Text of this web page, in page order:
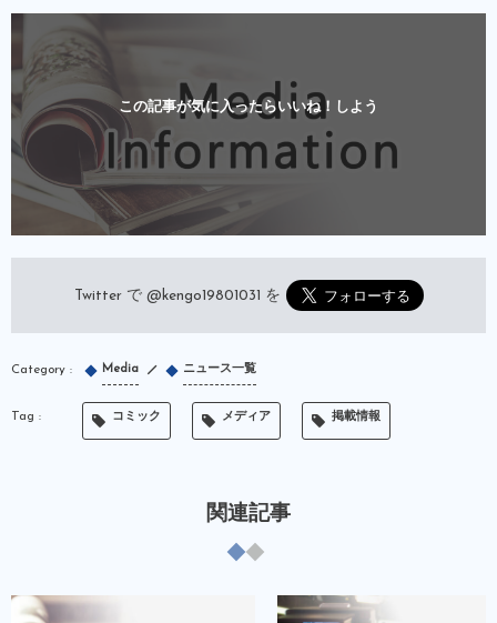
この記事が気に入ったらいいね！しよう
Twitter で @kengo19801031 を
Media ニュース一覧
コミック メディア 掲載情報
関連記事